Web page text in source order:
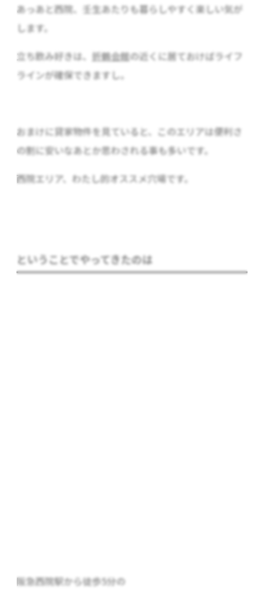
あっあと西院、壬生あたりも暮らしやすく楽しい気が
します。
立ち飲み好きは、 折鶴会館の近くに居ておけばライフ
ラインが確保できますし。
おまけに貸家物件を見ていると、このエリアは便利さ
の割に安いなあとか思わされる事も多いです。
西院エリア、わたし的オススメ穴場です。
ということでやってきたのは
阪急西院駅から徒歩5分の